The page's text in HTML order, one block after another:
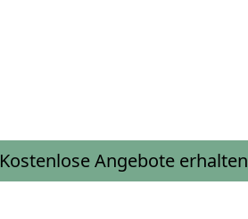
Kostenlose Angebote erhalten